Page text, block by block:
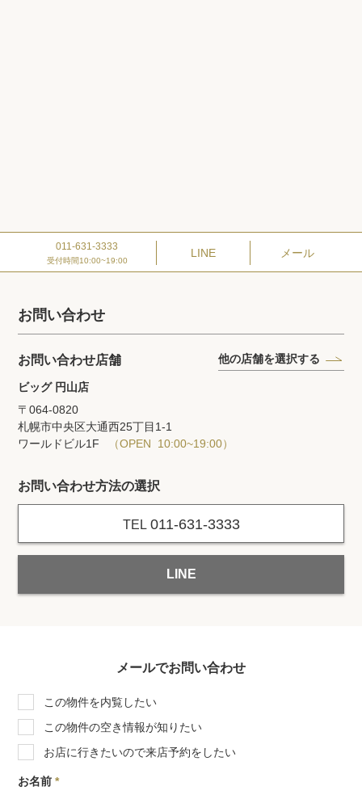
011-631-3333
受付時間10:00~19:00
LINE メール
お問い合わせ
お問い合わせ店舗 他の店舗を選択する
ビッグ 円山店
〒064-0820
札幌市中央区大通西25丁目1‐1
ワールドビル1F
（OPEN 10:00~19:00）
お問い合わせ方法の選択
TEL 011-631-3333
LINE
メールでお問い合わせ
この物件を内覧したい
この物件の空き情報が知りたい
お店に行きたいので来店予約をしたい
お名前*